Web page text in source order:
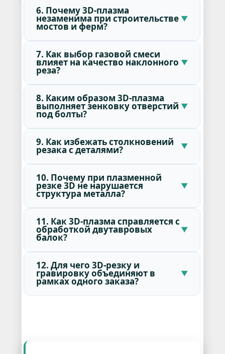
6. Почему 3D-плазма
незаменима при строительстве
мостов и ферм?
7. Как выбор газовой смеси
влияет на качество наклонного
реза?
8. Каким образом 3D-плазма
выполняет зенковку отверстий
под болты?
9. Как избежать столкновений
резака с деталями?
10. Почему при плазменной
резке 3D не нарушается
структура металла?
11. Как 3D-плазма справляется с
обработкой двутавровых
балок?
12. Для чего 3D-резку и
гравировку объединяют в
рамках одного заказа?